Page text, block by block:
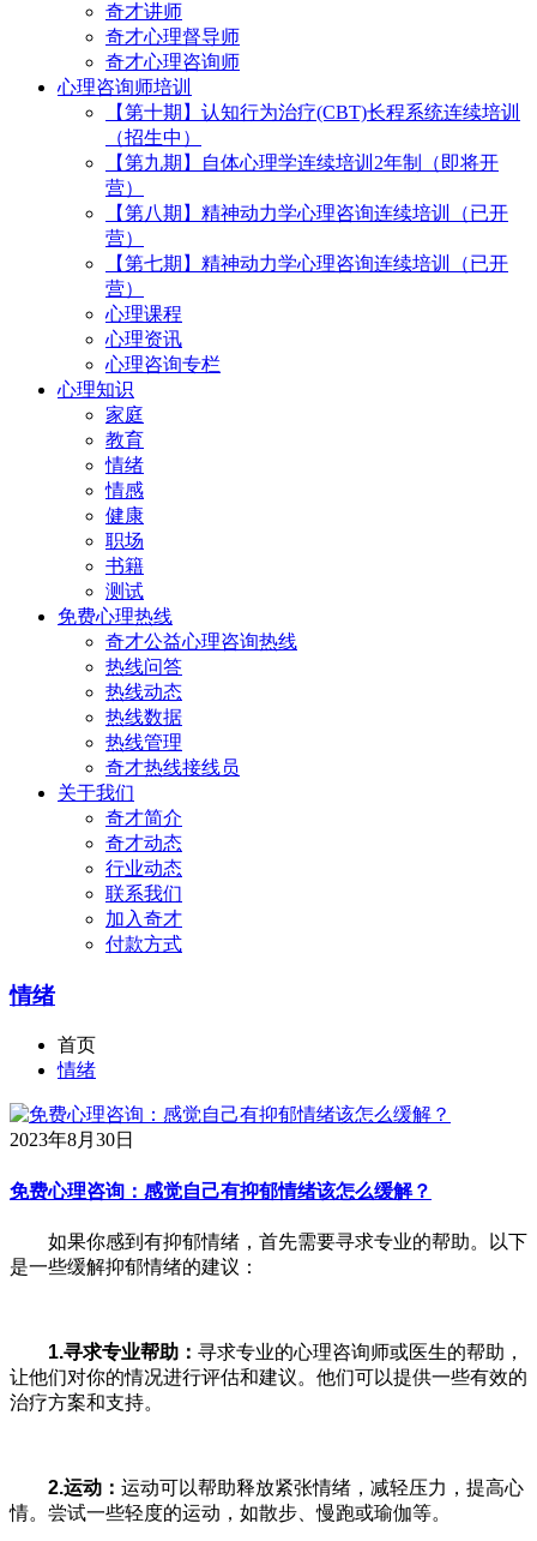
奇才讲师
奇才心理督导师
奇才心理咨询师
心理咨询师培训
【第十期】认知行为治疗(CBT)长程系统连续培训
（招生中）
【第九期】自体心理学连续培训2年制（即将开
营）
【第八期】精神动力学心理咨询连续培训（已开
营）
【第七期】精神动力学心理咨询连续培训（已开
营）
心理课程
心理资讯
心理咨询专栏
心理知识
家庭
教育
情绪
情感
健康
职场
书籍
测试
免费心理热线
奇才公益心理咨询热线
热线问答
热线动态
热线数据
热线管理
奇才热线接线员
关于我们
奇才简介
奇才动态
行业动态
联系我们
加入奇才
付款方式
情绪
首页
情绪
2023年8月30日
免费心理咨询：感觉自己有抑郁情绪该怎么缓解？
如果你感到有抑郁情绪，首先需要寻求专业的帮助。以下
是一些缓解抑郁情绪的建议：
1.寻求专业帮助： 寻求专业的心理咨询师或医生的帮助，
让他们对你的情况进行评估和建议。他们可以提供一些有效的
治疗方案和支持。
2.运动： 运动可以帮助释放紧张情绪，减轻压力，提高心
情。尝试一些轻度的运动，如散步、慢跑或瑜伽等。